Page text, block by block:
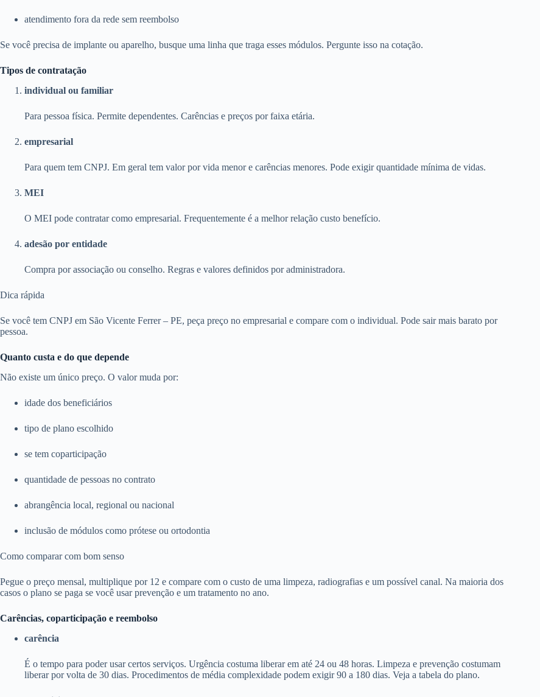
atendimento fora da rede sem reembolso
Se você precisa de implante ou aparelho, busque uma linha que traga esses módulos. Pergunte isso na cotação.
Tipos de contratação
individual ou familiar
Para pessoa física. Permite dependentes. Carências e preços por faixa etária.
empresarial
Para quem tem CNPJ. Em geral tem valor por vida menor e carências menores. Pode exigir quantidade mínima de vidas.
MEI
O MEI pode contratar como empresarial. Frequentemente é a melhor relação custo benefício.
adesão por entidade
Compra por associação ou conselho. Regras e valores definidos por administradora.
Dica rápida
Se você tem CNPJ em São Vicente Ferrer – PE, peça preço no empresarial e compare com o individual. Pode sair mais barato por
pessoa.
Quanto custa e do que depende
Não existe um único preço. O valor muda por:
idade dos beneficiários
tipo de plano escolhido
se tem coparticipação
quantidade de pessoas no contrato
abrangência local, regional ou nacional
inclusão de módulos como prótese ou ortodontia
Como comparar com bom senso
Pegue o preço mensal, multiplique por 12 e compare com o custo de uma limpeza, radiografias e um possível canal. Na maioria dos
casos o plano se paga se você usar prevenção e um tratamento no ano.
Carências, coparticipação e reembolso
carência
É o tempo para poder usar certos serviços. Urgência costuma liberar em até 24 ou 48 horas. Limpeza e prevenção costumam
liberar por volta de 30 dias. Procedimentos de média complexidade podem exigir 90 a 180 dias. Veja a tabela do plano.